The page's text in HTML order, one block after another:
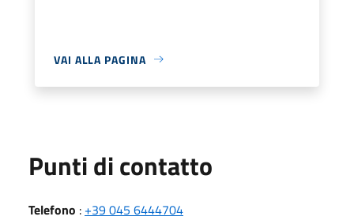
VAI ALLA PAGINA
Punti di contatto
Telefono : +39 045 6444704